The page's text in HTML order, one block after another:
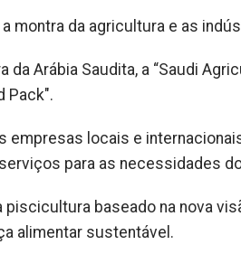
montra da agricultura e as
Arábia Saudita, a “Saudi
Pack".
empresas locais e
para as necessidades
baseado na nova
alimentar sustentável.